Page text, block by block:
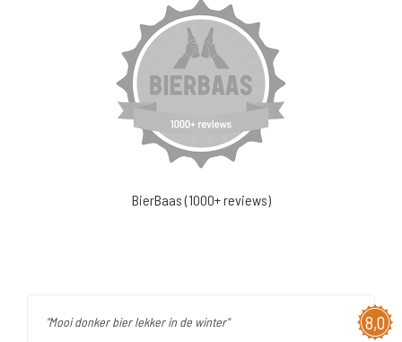
BierBaas (1000+ reviews)
8,0
"Mooi donker bier lekker in de winter"